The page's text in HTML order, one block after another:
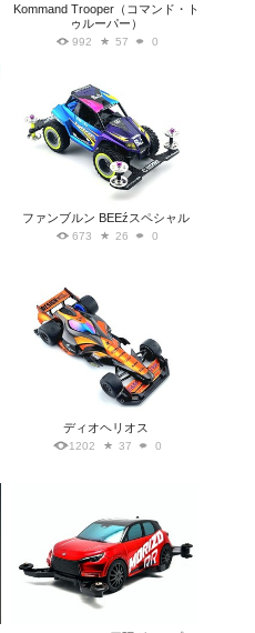
Kommand Trooper（コマンド・ト
ゥルーパー）
992 57 0
ファンブルン BEEźスペシャル
673 26 0
ディオヘリオス
1202 37 0